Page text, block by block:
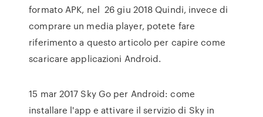
formato APK, nel 26 giu 2018 Quindi, invece di
comprare un media player, potete fare
riferimento a questo articolo per capire come
scaricare applicazioni Android.
15 mar 2017 Sky Go per Android: come
installare l'app e attivare il servizio di Sky in